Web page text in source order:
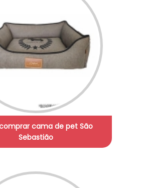
cama de pet São
Sebastião